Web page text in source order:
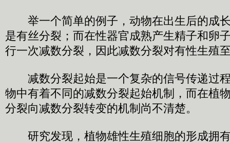
举一个简单的例子，动物在出生后的成
是有丝分裂；而在性器官成熟产生精子和卵
行一次减数分裂，因此减数分裂对有性生殖
减数分裂起始是一个复杂的信号传递过
物中有着不同的减数分裂起始机制，而在植
分裂向减数分裂转变的机制尚不清楚。
研究发现，植物雄性生殖细胞的形成拥